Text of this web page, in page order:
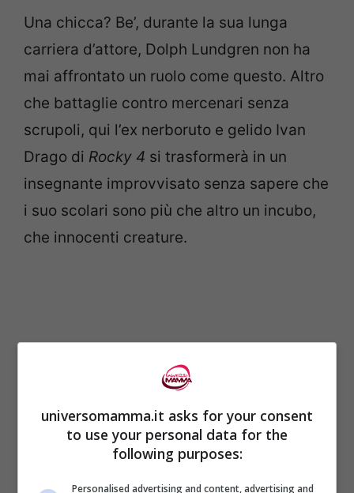
Una chicca? Be’, durante la sua lunga
carriera d’attore, Dolph Lundgren non ha
mai affrontato un ruolo come questo. Altro
che battaglie contro mercenari senza
scrupoli, qui l’ex nerboruto e gelido Ivan
Drago di Rocky 4 si trasformerà in un
insegnante improvvisato senza sapere che
i suo scolari sono più che altro un incubo,
che innocenti creature.
universomamma.it asks for your consent
to use your personal data for the
following purposes:
Personalised advertising and content, advertising and